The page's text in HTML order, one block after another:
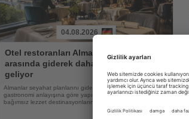
Oku
04.08.2026
Otel restoranları Alman tatilciler
arasında giderek daha popüler hale
geliyor
Almanlar seyahat planlarını giderek daha fazla otellerin
gastronomi anlayışına göre yapıyor, otel restoranları ise
bağımsız lezzet destinasyonlarına dönüşüyor